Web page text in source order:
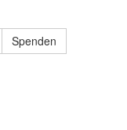
Spenden